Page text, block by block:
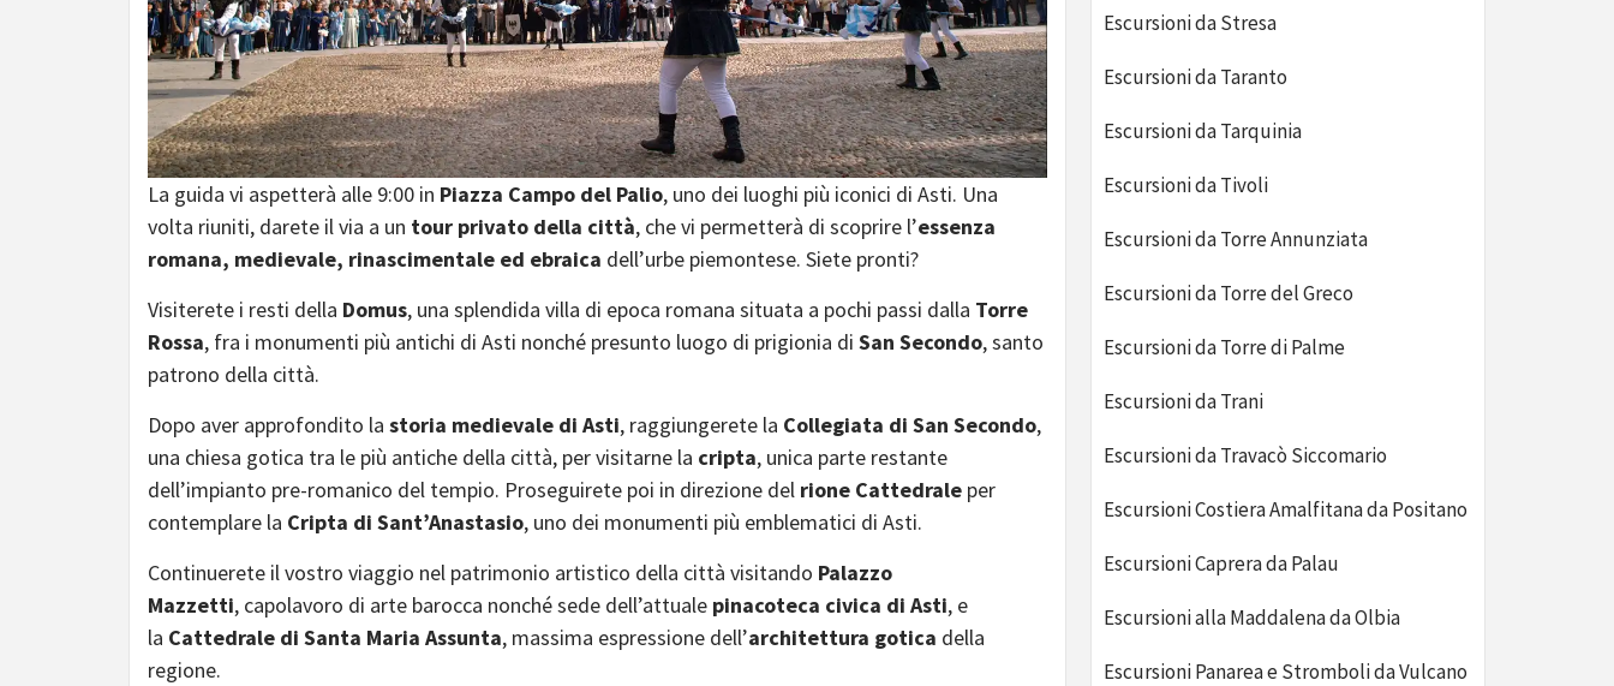
La guida vi aspetterà alle 9:00 in Piazza Campo del Palio, uno dei luoghi più iconici di Asti. Una
volta riuniti, darete il via a un tour privato della città, che vi permetterà di scoprire l’essenza
romana, medievale, rinascimentale ed ebraica dell’urbe piemontese. Siete pronti?
Visiterete i resti della Domus, una splendida villa di epoca romana situata a pochi passi dalla Torre
Rossa, fra i monumenti più antichi di Asti nonché presunto luogo di prigionia di San Secondo, santo
patrono della città.
Dopo aver approfondito la storia medievale di Asti, raggiungerete la Collegiata di San Secondo,
una chiesa gotica tra le più antiche della città, per visitarne la cripta, unica parte restante
dell’impianto pre-romanico del tempio. Proseguirete poi in direzione del rione Cattedrale per
contemplare la Cripta di Sant’Anastasio, uno dei monumenti più emblematici di Asti.
Continuerete il vostro viaggio nel patrimonio artistico della città visitando Palazzo
Mazzetti, capolavoro di arte barocca nonché sede dell’attuale pinacoteca civica di Asti, e
la Cattedrale di Santa Maria Assunta, massima espressione dell’architettura gotica della
regione.
Escursioni da Stresa
Escursioni da Taranto
Escursioni da Tarquinia
Escursioni da Tivoli
Escursioni da Torre Annunziata
Escursioni da Torre del Greco
Escursioni da Torre di Palme
Escursioni da Trani
Escursioni da Travacò Siccomario
Escursioni Costiera Amalfitana da Positano
Escursioni Caprera da Palau
Escursioni alla Maddalena da Olbia
Escursioni Panarea e Stromboli da Vulcano